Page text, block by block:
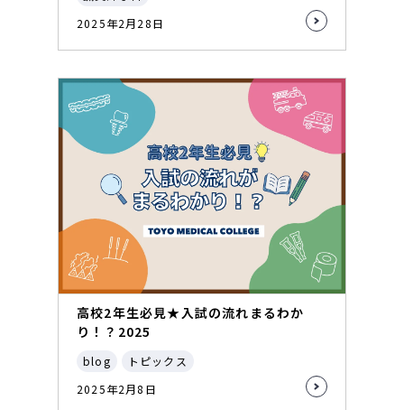
2025年2月28日
高校2年生必見★入試の流れまるわか
り！？2025
blog
トピックス
2025年2月8日